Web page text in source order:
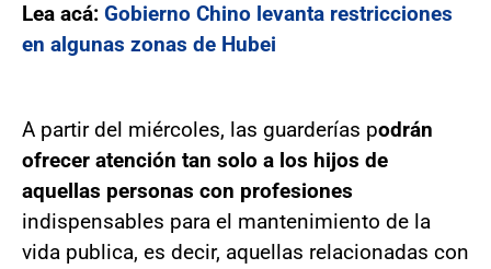
Lea acá: Gobierno Chino levanta restricciones
en algunas zonas de Hubei
A partir del miércoles, las guarderías podrán
ofrecer atención tan solo a los hijos de
aquellas personas con profesiones
indispensables para el mantenimiento de la
vida publica, es decir, aquellas relacionadas con